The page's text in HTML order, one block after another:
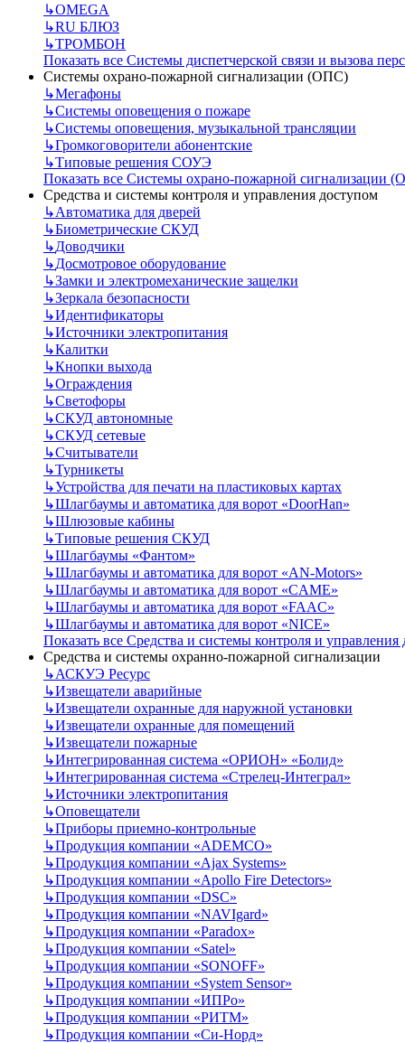
↳OMEGA
↳RU БЛЮЗ
↳ТРОМБОН
Показать все Системы диспетчерской связи и вызова
Системы охрано-пожарной сигнализации (ОПС)
↳Мегафоны
↳Системы оповещения о пожаре
↳Системы оповещения, музыкальной трансляции
↳Громкоговорители абонентские
↳Типовые решения СОУЭ
Показать все Системы охрано-пожарной сигнализации
Средства и системы контроля и управления доступом
↳Автоматика для дверей
↳Биометрические СКУД
↳Доводчики
↳Досмотровое оборудование
↳Замки и электромеханические защелки
↳Зеркала безопасности
↳Идентификаторы
↳Источники электропитания
↳Калитки
↳Кнопки выхода
↳Ограждения
↳Светофоры
↳СКУД автономные
↳СКУД сетевые
↳Считыватели
↳Турникеты
↳Устройства для печати на пластиковых картах
↳Шлагбаумы и автоматика для ворот «DoorHan»
↳Шлюзовые кабины
↳Типовые решения СКУД
↳Шлагбаумы «Фантом»
↳Шлагбаумы и автоматика для ворот «AN-Motors»
↳Шлагбаумы и автоматика для ворот «CAME»
↳Шлагбаумы и автоматика для ворот «FAAC»
↳Шлагбаумы и автоматика для ворот «NICE»
Показать все Средства и системы контроля и управления
Средства и системы охранно-пожарной сигнализации
↳АСКУЭ Ресурс
↳Извещатели аварийные
↳Извещатели охранные для наружной установки
↳Извещатели охранные для помещений
↳Извещатели пожарные
↳Интегрированная система «ОРИОН» «Болид»
↳Интегрированная система «Стрелец-Интеграл»
↳Источники электропитания
↳Оповещатели
↳Приборы приемно-контрольные
↳Продукция компании «ADEMCO»
↳Продукция компании «Ajax Systems»
↳Продукция компании «Apollo Fire Detectors»
↳Продукция компании «DSC»
↳Продукция компании «NAVIgard»
↳Продукция компании «Paradox»
↳Продукция компании «Satel»
↳Продукция компании «SONOFF»
↳Продукция компании «System Sensor»
↳Продукция компании «ИПРо»
↳Продукция компании «РИТМ»
↳Продукция компании «Си-Норд»